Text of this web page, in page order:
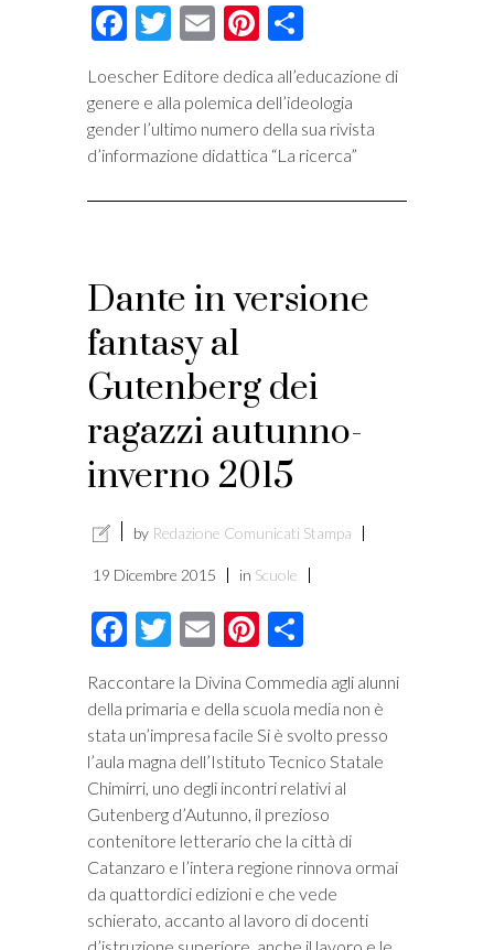
Facebook
Twitter
EmailPinterest
Loescher Editore dedica all’educazione di
genere e alla polemica dell’ideologia
gender l’ultimo numero della sua rivista
d’informazione didattica “La ricerca”
Dante in versione
fantasy al
Gutenberg dei
ragazzi autunno-
inverno 2015
by Redazione Comunicati Stampa
19 Dicembre 2015 in Scuole
Facebook
Twitter
EmailPinterest
Raccontare la Divina Commedia agli alunni
della primaria e della scuola media non è
stata un’impresa facile Si è svolto presso
l’aula magna dell’Istituto Tecnico Statale
Chimirri, uno degli incontri relativi al
Gutenberg d’Autunno, il prezioso
contenitore letterario che la città di
Catanzaro e l’intera regione rinnova ormai
da quattordici edizioni e che vede
schierato, accanto al lavoro di docenti